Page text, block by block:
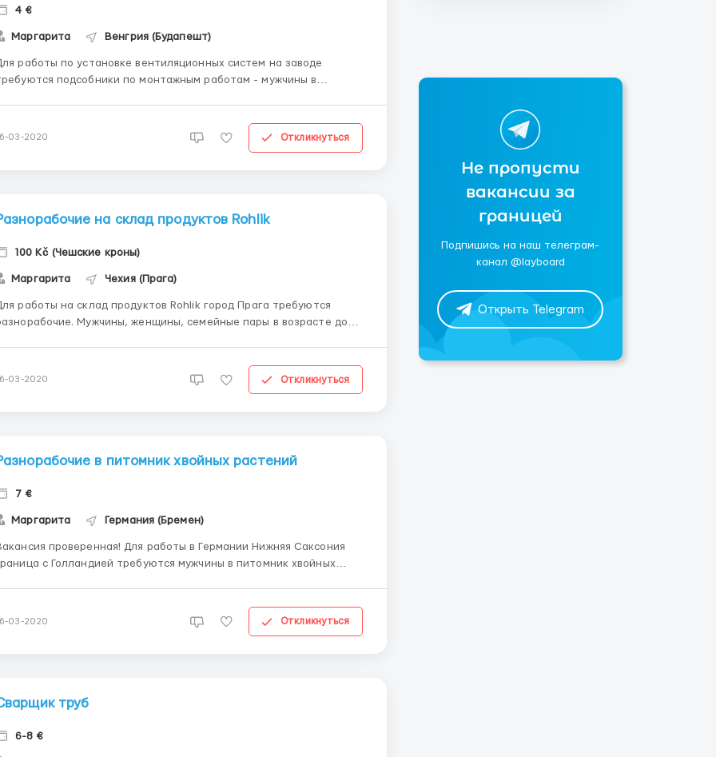
4 €
Маргарита Венгрия (Будапешт)
работы по установке вентиляционных систем на заводе
подсобники по монтажным работам - мужчины в
авансы каждую неделю. График работы: смены 10-12 часов, 6 ...
16-03-2020 Откликнуться
на склад продуктов Rohlik
100 Kč (Чешские кроны)
Маргарита Чехия (Прага)
работы на склад продуктов Rohlik город Прага требуются
Мужчины, женщины, семейные пары в возрасте до
выплачивается 25-го числа после первого отработанного...
03-2020 Откликнуться
в питомник хвойных растений
7 €
Маргарита Германия (Бремен)
проверенная! Для работы в Германии Нижняя Саксония
с Голландией требуются мужчины в питомник хвойных
биометрия или польская рабочая виза. Нижняя Сак...
03-2020 Откликнуться
труб
6-8 €
Не пропусти
вакансии за
границей
Подпишись на наш телеграм-
канал @layboard
Открыть Telegram